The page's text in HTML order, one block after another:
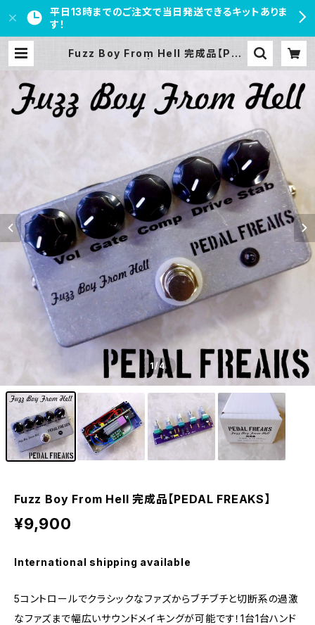
平日13時までのご注文で当日発送できるキットありま
す！
Fuzz Boy From Hell 完成品【PED
1/4
Fuzz Boy From Hell 完成品【PEDAL FREAKS】
¥9,900
International shipping available
5コントロールでクラシックなファズからブチブチと切断系の過激
なファズまで幅広いサウンドメイキングが可能です！1台1台ハンド